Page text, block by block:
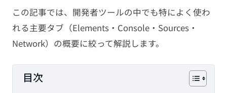
SEO
その他
TAG
この記事では、開発者ツールの中でも特によく使わ
れる主要タブ（Elements・Console・Sources・
Network）の概要に絞って解説します。
目次